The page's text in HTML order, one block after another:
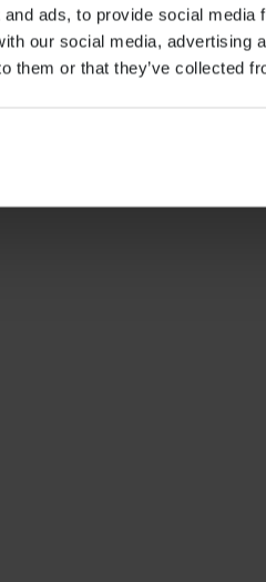
ads, to provide social
our social media, advertising
them or that they’ve collected